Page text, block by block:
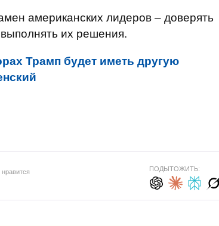
американских лидеров – доверять
их решения.
Трамп будет иметь другую
ПОДЫТОЖИТЬ: